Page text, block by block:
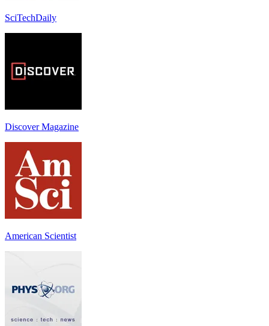
SciTechDaily
Discover Magazine
American Scientist